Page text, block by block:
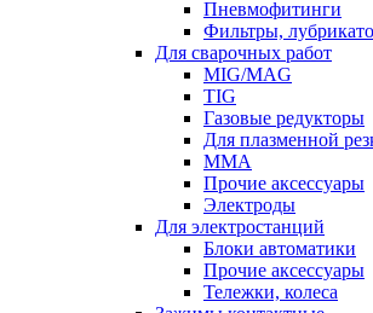
Пневмофитинги
Фильтры,
Для сварочных работ
MIG/MAG
TIG
Газовые редукторы
Для плазменной
ММА
Прочие аксессуары
Электроды
Для электростанций
Блоки автоматики
Прочие аксессуары
Тележки, колеса